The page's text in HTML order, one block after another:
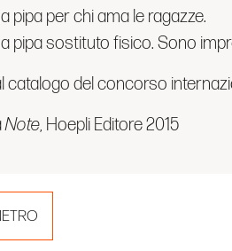
pipa per chi ama le ragazze.
pipa sostituto fisico. Sono
catalogo del concorso
Note, Hoepli Editore 2015